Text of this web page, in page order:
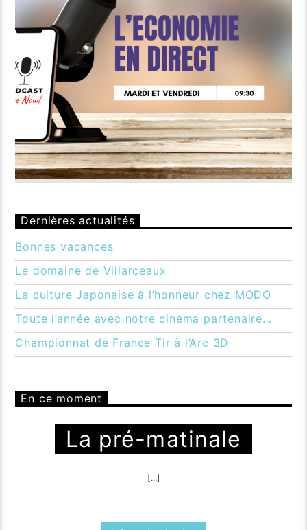
Dernières actualités
Bonnes vacances
Le domaine de Villarceaux
La culture Japonaise à l’honneur chez MODO
Toute l’année avec notre cinéma partenaire…
Championnat de France Tir à l’Arc 3D
En ce moment
La pré-matinale
[...]